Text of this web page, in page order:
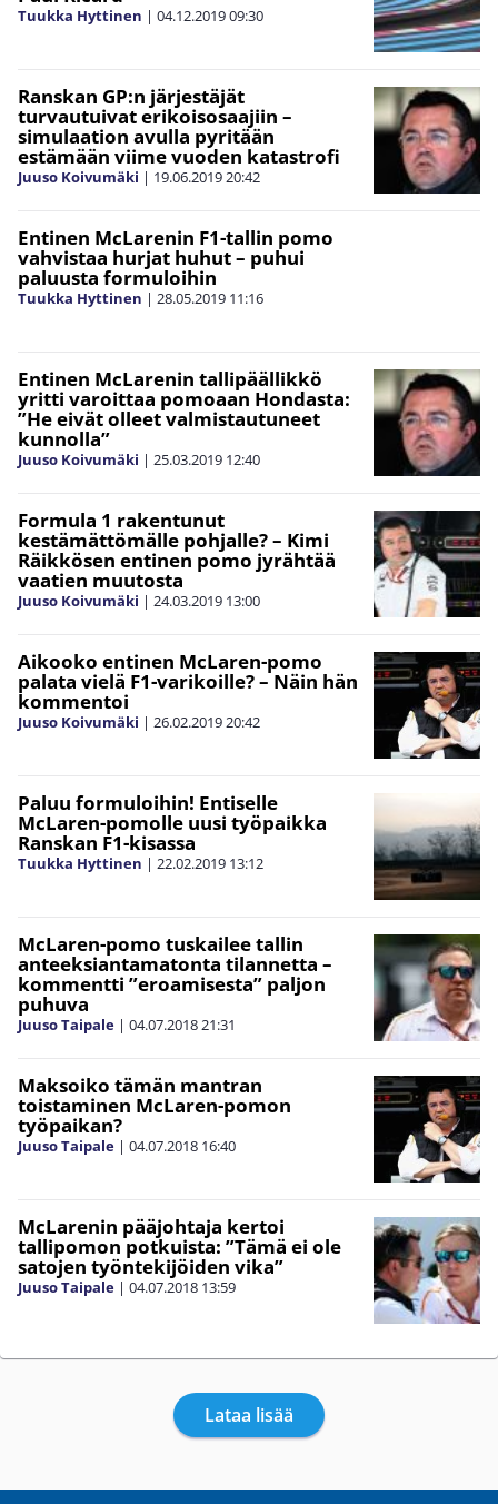
Tuukka Hyttinen | 04.12.201909:30
Ranskan GP:n järjestäjät
turvautuivat erikoisosaajiin –
simulaation avulla pyritään
estämään viime vuoden katastrofi
Juuso Koivumäki | 19.06.201920:42
Entinen McLarenin F1-tallin pomo
vahvistaa hurjat huhut – puhui
paluusta formuloihin
Tuukka Hyttinen | 28.05.2019 11:16
Entinen McLarenin tallipäällikkö
yritti varoittaa pomoaan Hondasta:
”He eivät olleet valmistautuneet
kunnolla”
Juuso Koivumäki | 25.03.2019 12:40
Formula 1 rakentunut
kestämättömälle pohjalle? – Kimi
Räikkösen entinen pomo jyrähtää
vaatien muutosta
Juuso Koivumäki | 24.03.2019 13:00
Aikooko entinen McLaren-pomo
palata vielä F1-varikoille? – Näin hän
kommentoi
Juuso Koivumäki | 26.02.201920:42
Paluu formuloihin! Entiselle
McLaren-pomolle uusi työpaikka
Ranskan F1-kisassa
Tuukka Hyttinen | 22.02.2019 13:12
McLaren-pomo tuskailee tallin
anteeksiantamatonta tilannetta –
kommentti ”eroamisesta” paljon
puhuva
Juuso Taipale | 04.07.201821:31
Maksoiko tämän mantran
toistaminen McLaren-pomon
työpaikan?
Juuso Taipale | 04.07.2018 16:40
McLarenin pääjohtaja kertoi
tallipomon potkuista: ”Tämä ei ole
satojen työntekijöiden vika”
Juuso Taipale | 04.07.2018 13:59
Lataa lisää